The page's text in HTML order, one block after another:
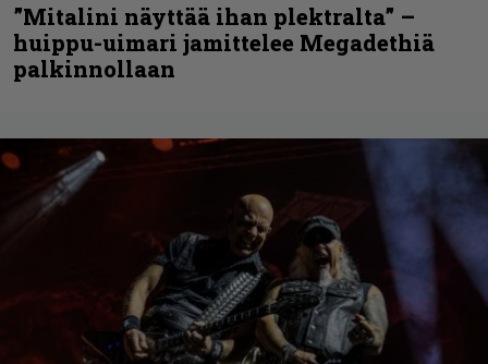
”Mitalini näyttää ihan plektralta” –
huippu-uimari jamittelee Megadethiä
palkinnollaan